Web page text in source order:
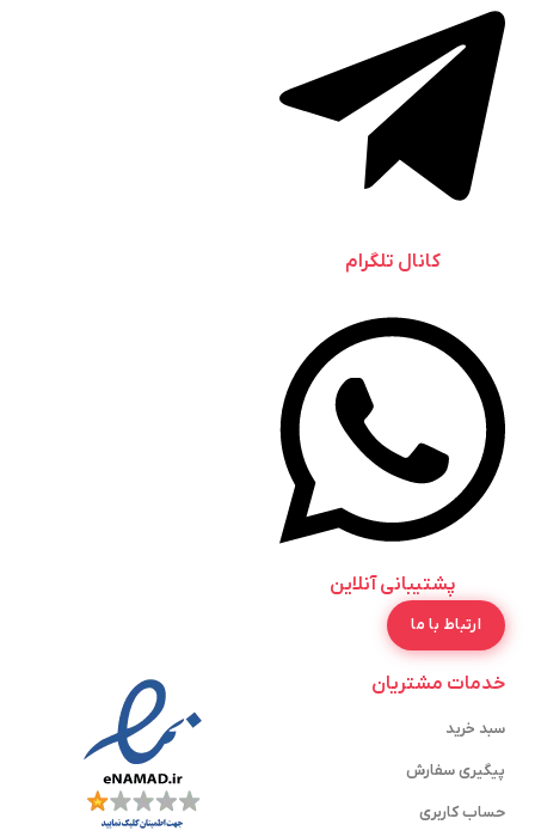
کانال تلگرام
پشتیبانی آنلاین
ارتباط با ما
خدمات مشتریان
سبد خرید
پیگیری سفارش
حساب کاربری